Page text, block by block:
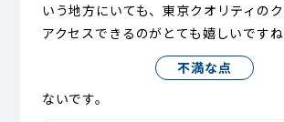
いう地方にいても、東京クオリティの
アクセスできるのがとても嬉しいですね
不満な点
ないです。